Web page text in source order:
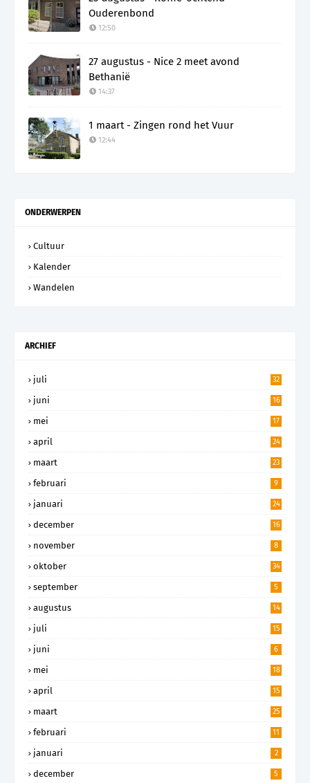
Ouderenbond
12:50
27 augustus - Nice 2 meet avond
Bethanië
14:37
1 maart - Zingen rond het Vuur
12:44
ONDERWERPEN
Cultuur
Kalender
Wandelen
ARCHIEF
juli 32
juni 16
mei 17
april 24
maart 23
februari 9
januari 24
december 16
november 8
oktober 34
september 5
augustus 14
juli 15
juni 6
mei 18
april 15
maart 25
februari 11
januari 2
december 5